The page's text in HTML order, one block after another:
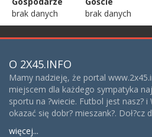
brak danych
brak danych
O 2X45.INFO
Mamy nadzieję, że portal
miejscem dla każdego sympatyka
sportu na ?wiecie. Futbol jest nasz? i
okazać się dobr? mieszank?. Doł?cz
więcej...